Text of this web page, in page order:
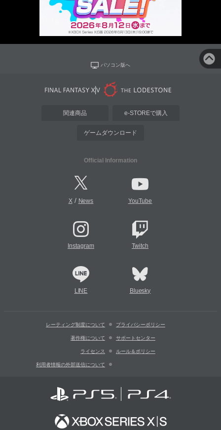
パソコン版へ
関連商品 e-STOREで購入
ゲームダウンロード
Official Information
X/ News YouTube
Instagram Twitch
LINE Bluesky
レーティング制度について プライバシーポリシー
著作権について サポートセンター
ライセンス ルール＆ポリシー
利用者情報の外部送信について